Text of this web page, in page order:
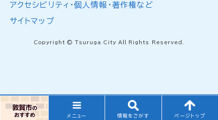
メニュー 情報をさがす ページトップ
アクセシビリティ・個人情報・著作権など
サイトマップ
Copyright © Tsuruga City All Rights Reserved.